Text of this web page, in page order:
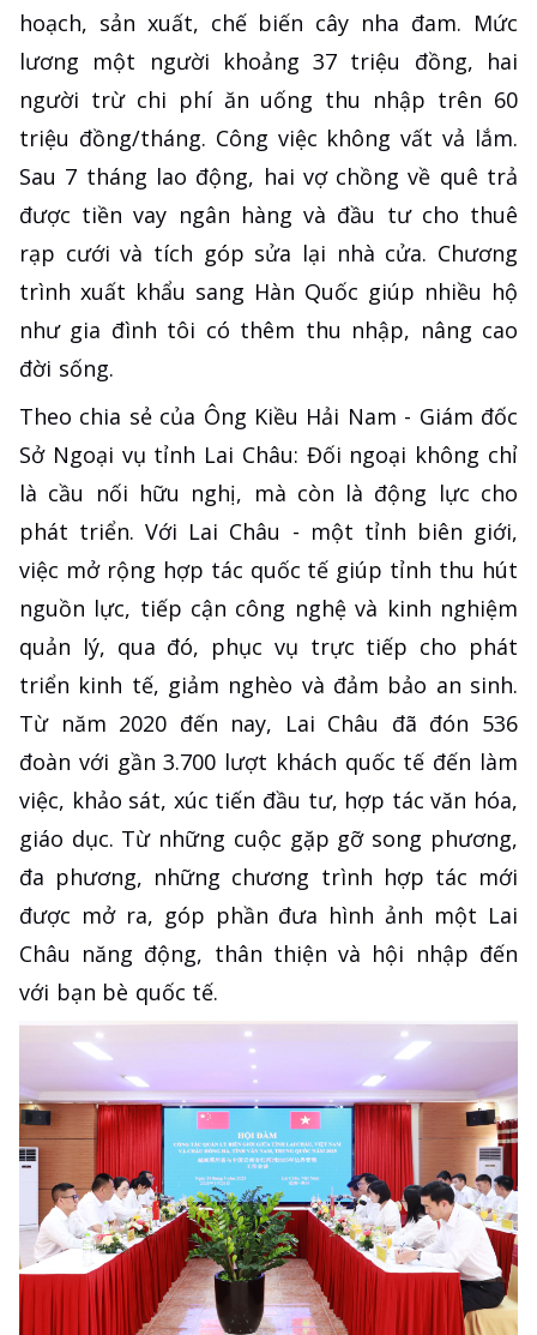
hoạch, sản xuất, chế biến cây nha đam. Mức
lương một người khoảng 37 triệu đồng, hai
người trừ chi phí ăn uống thu nhập trên 60
triệu đồng/tháng. Công việc không vất vả lắm.
Sau 7 tháng lao động, hai vợ chồng về quê trả
được tiền vay ngân hàng và đầu tư cho thuê
rạp cưới và tích góp sửa lại nhà cửa. Chương
trình xuất khẩu sang Hàn Quốc giúp nhiều hộ
như gia đình tôi có thêm thu nhập, nâng cao
đời sống.
Theo chia sẻ của Ông Kiều Hải Nam - Giám đốc
Sở Ngoại vụ tỉnh Lai Châu: Đối ngoại không chỉ
là cầu nối hữu nghị, mà còn là động lực cho
phát triển. Với Lai Châu - một tỉnh biên giới,
việc mở rộng hợp tác quốc tế giúp tỉnh thu hút
nguồn lực, tiếp cận công nghệ và kinh nghiệm
quản lý, qua đó, phục vụ trực tiếp cho phát
triển kinh tế, giảm nghèo và đảm bảo an sinh.
Từ năm 2020 đến nay, Lai Châu đã đón 536
đoàn với gần 3.700 lượt khách quốc tế đến làm
việc, khảo sát, xúc tiến đầu tư, hợp tác văn hóa,
giáo dục. Từ những cuộc gặp gỡ song phương,
đa phương, những chương trình hợp tác mới
được mở ra, góp phần đưa hình ảnh một Lai
Châu năng động, thân thiện và hội nhập đến
với bạn bè quốc tế.